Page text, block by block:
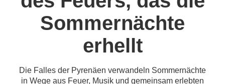
Sommernächte
erhellt
Die Falles der Pyrenäen verwandeln Sommernächte
in Wege aus Feuer, Musik und gemeinsam erlebten